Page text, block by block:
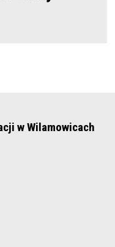
w Wilamowicach